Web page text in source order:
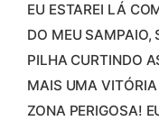
EU ESTAREI LÁ
DO MEU SAMPAIO,
PILHA CURTINDO
MAIS UMA
ZONA PERIGOSA!